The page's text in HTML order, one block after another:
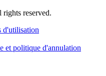
rights reserved.
d'utilisation
et politique d'annulation